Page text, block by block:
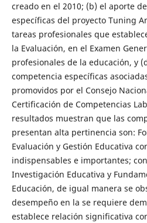
creado en el 2010; (b) el aporte
específicas del proyecto Tuning
tareas profesionales que
la Evaluación, en el Examen
profesionales de la educación, y
competencia específicas
promovidos por el Consejo
Certificación de Competencias
resultados muestran que las
presentan alta pertinencia son:
Evaluación y Gestión Educativa
indispensables e importantes;
Investigación Educativa y
Educación, de igual manera se
desempeño en la se requiere
establece relación significativa